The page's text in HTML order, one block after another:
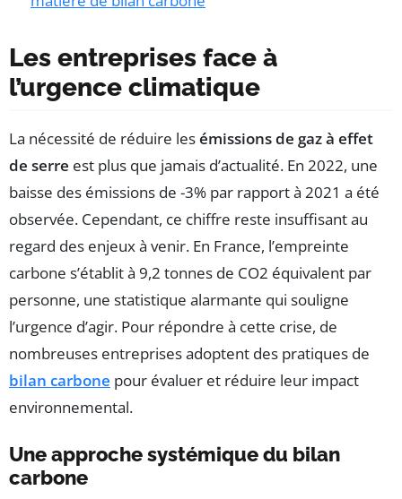
Les entreprises face à
l’urgence climatique
La nécessité de réduire lesémissions de gaz à effet
de serre est plus que jamais d’actualité. En 2022, une
baisse des émissions de -3% par rapport à 2021 a été
observée. Cependant, ce chiffre reste insuffisant au
regard des enjeux à venir. En France, l’empreinte
carbone s’établit à 9,2 tonnes de CO2 équivalent par
personne, une statistique alarmante qui souligne
l’urgence d’agir. Pour répondre à cette crise, de
nombreuses entreprises adoptent des pratiques de
bilan carbone pour évaluer et réduire leur impact
environnemental.
Une approche systémique du bilan
carbone